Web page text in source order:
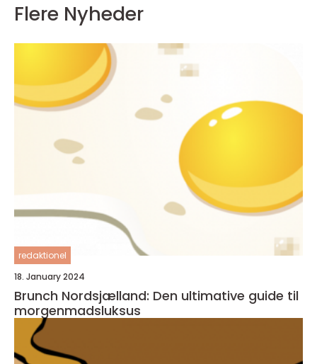
Flere Nyheder
redaktionel
18. January 2024
Brunch Nordsjælland: Den ultimative guide til
morgenmadsluksus